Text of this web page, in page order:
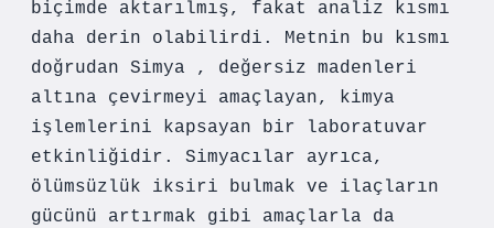
biçimde aktarılmış, fakat analiz kısmı
daha derin olabilirdi. Metnin bu kısmı
doğrudan Simya , değersiz madenleri
altına çevirmeyi amaçlayan, kimya
işlemlerini kapsayan bir laboratuvar
etkinliğidir. Simyacılar ayrıca,
ölümsüzlük iksiri bulmak ve ilaçların
gücünü artırmak gibi amaçlarla da